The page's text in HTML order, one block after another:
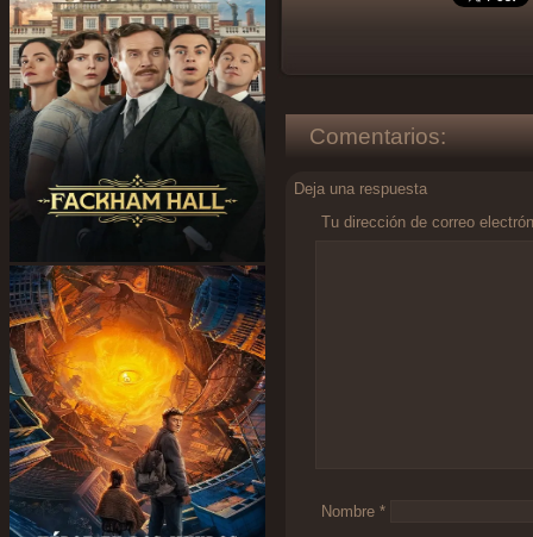
Comentarios:
Deja una respuesta
Tu dirección de correo
Nombre *